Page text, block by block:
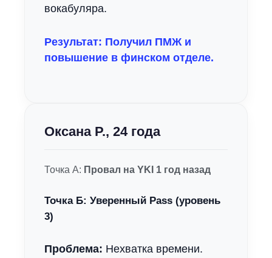
вокабуляра.
Результат: Получил ПМЖ и
повышение в финском отделе.
Оксана Р., 24 года
Точка А: Провал на YKI 1 год назад
Точка Б: Уверенный Pass (уровень
3)
Проблема: Нехватка времени.